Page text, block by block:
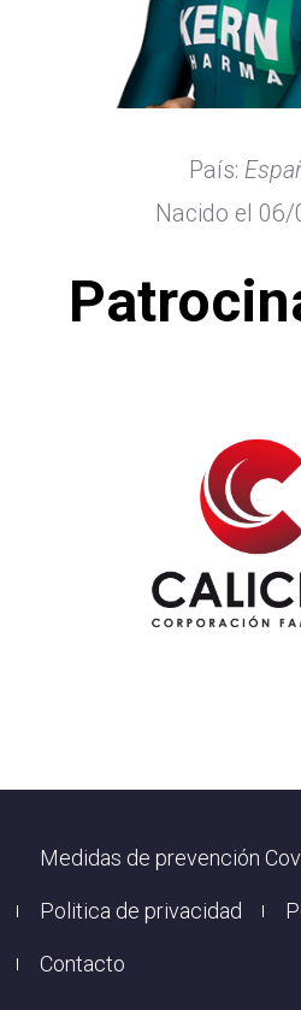
País:
Nacido el
Footer
Medidas de prevención
Politica de privacidad
Contacto